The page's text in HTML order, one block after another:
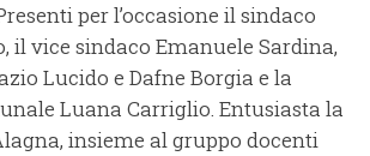
per l’occasione il sindaco
il vice sindaco Emanuele Sardina,
Lucido e Dafne Borgia e la
Luana Carriglio. Entusiasta la
insieme al gruppo docenti